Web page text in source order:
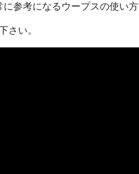
参考になるウープスの使い方
さい。